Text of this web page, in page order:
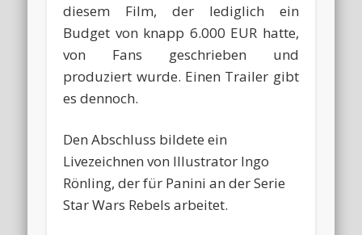
diesem Film, der lediglich ein
Budget von knapp 6.000 EUR hatte,
von Fans geschrieben und
produziert wurde. Einen Trailer gibt
es dennoch.
Den Abschluss bildete ein
Livezeichnen von Illustrator Ingo
Rönling, der für Panini an der Serie
Star Wars Rebels arbeitet.